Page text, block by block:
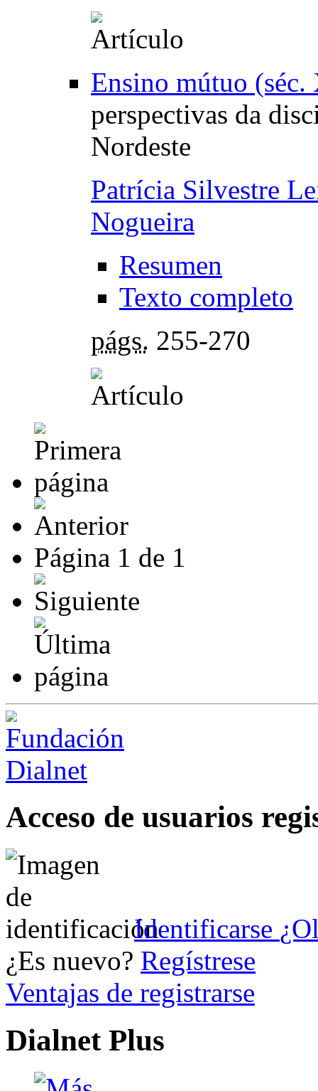
Ensino mútuo
perspectivas da
Nordeste
Patrícia Silvestre
Nogueira
Resumen
Texto completo
págs. 255-270
Página 1 de 1
Acceso de usuarios
Identificarse
¿Es nuevo? Regístrese
Ventajas de registrarse
Dialnet Plus